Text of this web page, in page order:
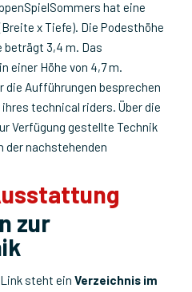
hat eine
x Tiefe). Die Podesthöhe
beträgt 3,4 m. Das
einer Höhe von 4,7 m.
die Aufführungen besprechen
technical riders. Über die
Verfügung gestellte Technik
der nachstehenden
zur
steht ein Verzeichnis im